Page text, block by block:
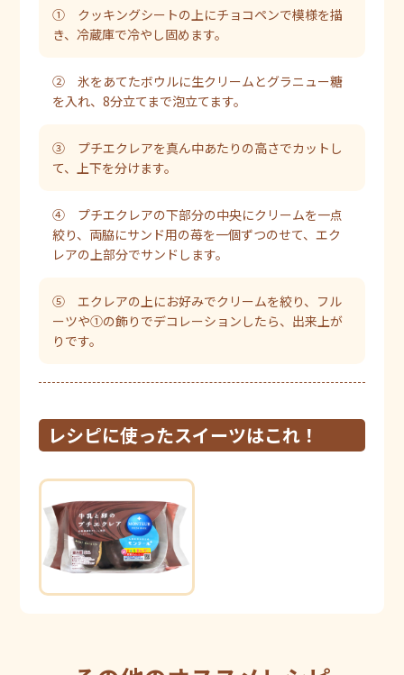
① クッキングシートの上にチョコペンで模様を描
き、冷蔵庫で冷やし固めます。
② 氷をあてたボウルに生クリームとグラニュー糖
を入れ、8分立てまで泡立てます。
③ プチエクレアを真ん中あたりの高さでカットし
て、上下を分けます。
④ プチエクレアの下部分の中央にクリームを一点
絞り、両脇にサンド用の苺を一個ずつのせて、エク
レアの上部分でサンドします。
⑤ エクレアの上にお好みでクリームを絞り、フル
ーツや①の飾りでデコレーションしたら、出来上が
りです。
レシピに使ったスイーツはこれ！